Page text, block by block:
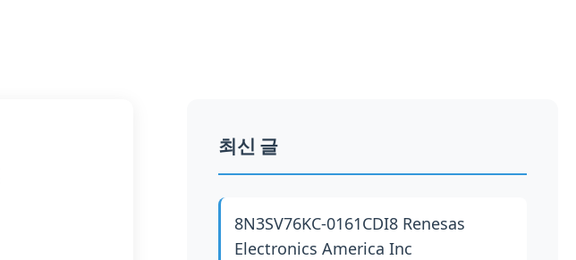
최신 글
8N3SV76KC-0161CDI8 Renesas
Electronics America Inc